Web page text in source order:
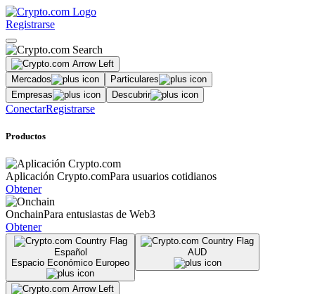
Registrarse
Mercados
Particulares
Empresas
Descubrir
ConectarRegistrarse
Productos
Aplicación Crypto.comPara usuarios cotidianos
Obtener
OnchainPara entusiastas de Web3
Obtener
Español
Espacio Económico Europeo
AUD